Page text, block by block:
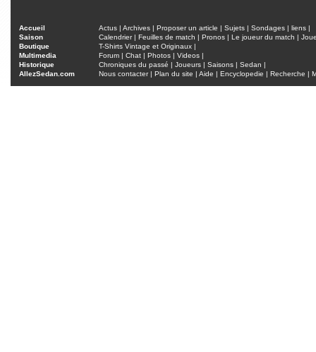
Accueil Actus | Archives | Proposer un article | Sujets | Sondages | liens |
Saison
Calendrier| Feuilles de match | Pronos | Le joueur du match |
Boutique
T-Shirts Vintage et Originaux |
Multimedia
Forum | Chat | Photos | Videos |
Historique
Chroniques du passé | Joueurs | Saisons | Sedan |
AllezSedan.com
Nous contacter| Plan du site | Aide | Encyclopedie | Recherche |